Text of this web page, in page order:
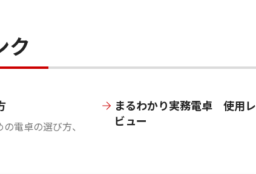
ク
電卓の選び方、
まるわかり実務電卓 使用レ
ビュー